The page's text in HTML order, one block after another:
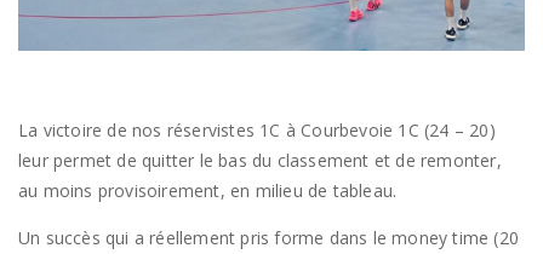
La victoire de nos réservistes 1C à Courbevoie 1C (24 – 20)
leur permet de quitter le bas du classement et de remonter,
au moins provisoirement, en milieu de tableau.
Un succès qui a réellement pris forme dans le money time (20